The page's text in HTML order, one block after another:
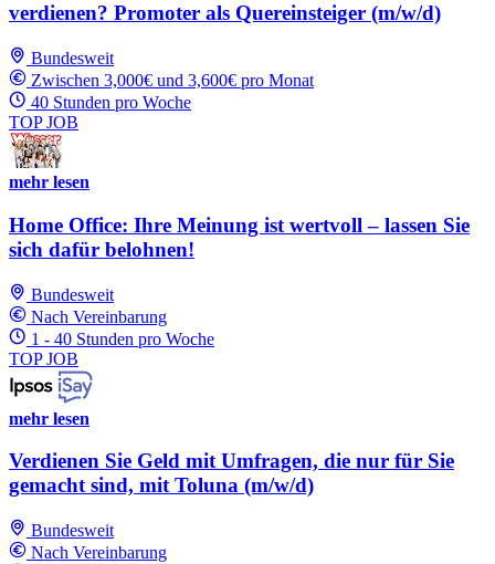
verdienen? Promoter als Quereinsteiger (m/w/d)
Bundesweit
Zwischen 3,000€ und 3,600€ pro Monat
40 Stunden pro Woche
TOP JOB
mehr lesen
Home Office: Ihre Meinung ist wertvoll – lassen Sie
sich dafür belohnen!
Bundesweit
Nach Vereinbarung
1 - 40 Stunden pro Woche
TOP JOB
mehr lesen
Verdienen Sie Geld mit Umfragen, die nur für Sie
gemacht sind, mit Toluna (m/w/d)
Bundesweit
Nach Vereinbarung